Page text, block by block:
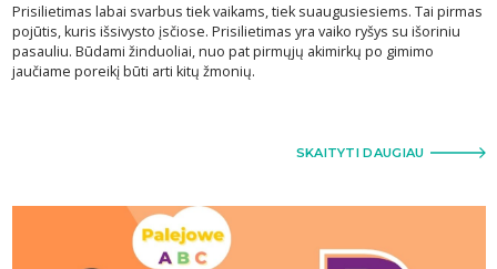
Prisilietimas labai svarbus tiek vaikams, tiek suaugusiesiems. Tai pirmas
pojūtis, kuris išsivysto įsčiose. Prisilietimas yra vaiko ryšys su išoriniu
pasauliu. Būdami žinduoliai, nuo pat pirmųjų akimirkų po gimimo
jaučiame poreikį būti arti kitų žmonių.
SKAITYTI DAUGIAU